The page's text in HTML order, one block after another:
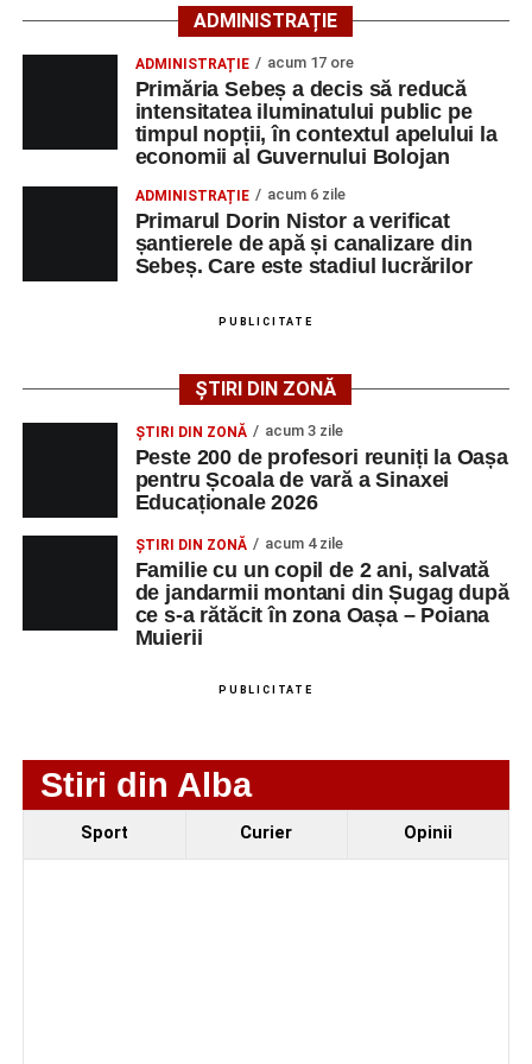
Primăria Sebeș a decis să reducă intensitatea
iluminatului public pe timpul nopții, în contextul
apelului la economii al Guvernului Bolojan
Duminică, 23 august 2026, Râpa Roșie găzduiește
cea de-a III-a ediție a concursului „CicloAventurier
de Sebeș”
Primul concert din cadrul String Symphonic Camp
2026 a adus emoție și aplauze la Sebeș
au venit la Sebeș și au susținut un recital apreciat de
tinerilor muzicieni și munca depusă în cadrul taberei, iar
spectatorii au răsplătit prestațiile cu aplauze îndelungate.
Evenimentul face parte din programulString Symphonic
Camp 2026, proiect susținut de Rotary Club Alba Iulia
care urmărește să ofere tinerilor muzicieni oportunitatea
ADMINISTRAȚIE
ADMINISTRAȚIE acum 17 ore
Primăria Sebeș a decis să reducă
intensitatea iluminatului public pe
timpul nopții, în contextul apelului la
economii al Guvernului Bolojan
ADMINISTRAȚIE acum 6 zile
Primarul Dorin Nistor a verificat
șantierele de apă și canalizare din
Sebeș. Care este stadiul lucrărilor
PUBLICITATE
ȘTIRI DIN ZONĂ
ȘTIRI DIN ZONĂ acum 3 zile
Peste 200 de profesori reuniți la Oașa
pentru Școala de vară a Sinaxei
Educaționale 2026
ȘTIRI DIN ZONĂ acum 4 zile
Familie cu un copil de 2 ani, salvată
de jandarmii montani din Șugag după
ce s-a rătăcit în zona Oașa – Poiana
Muierii
PUBLICITATE
Stiri din Alba
Sport Curier Opinii